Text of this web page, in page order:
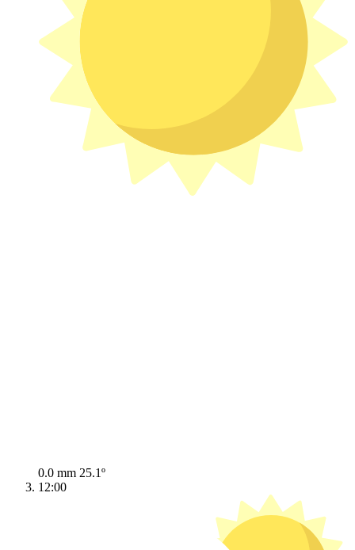
0.0 mm 25.1º
12:00